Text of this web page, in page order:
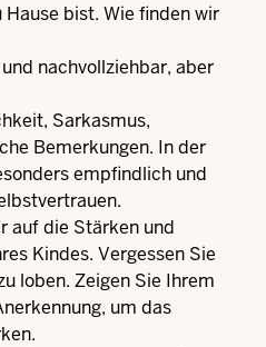
bist. Wie finden wir
nachvollziehbar, aber
Sarkasmus,
Bemerkungen. In der
empfindlich und
auf die Stärken und
Kindes. Vergessen Sie
loben. Zeigen Sie Ihrem
um das